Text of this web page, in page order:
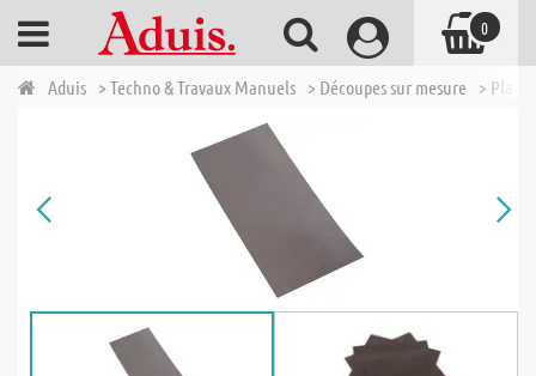
Aduis > Techno & Travaux Manuels > Découpes sur mesure >
0